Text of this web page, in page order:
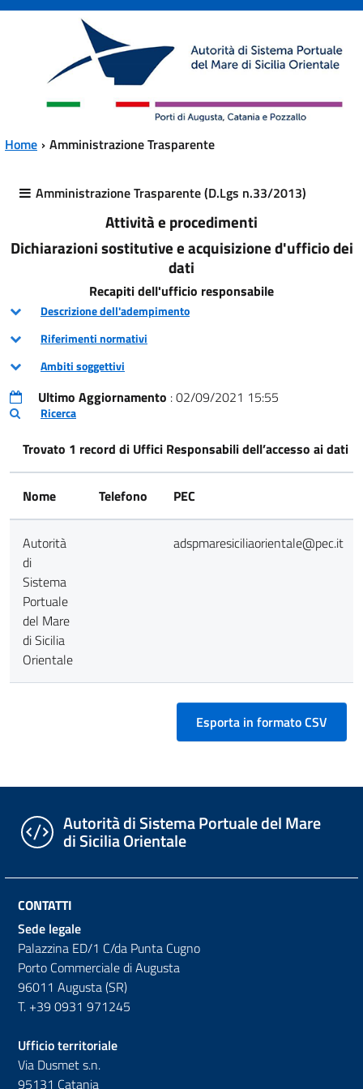
Vai al contenuto principale
Vai al menu principale
Home Amministrazione Trasparente
Amministrazione Trasparente (D.Lgs n.33/2013)
Attività e procedimenti
Dichiarazioni sostitutive e acquisizione d'ufficio dei
dati
Recapiti dell'ufficio responsabile
Descrizione dell'adempimento
Riferimenti normativi
Ambiti soggettivi
Ultimo Aggiornamento : 02/09/2021 15:55
Ricerca
Trovato 1 record di Uffici Responsabili dell’accesso ai dati
Nome Telefono PEC
Autorità
di
Sistema
Portuale
del Mare
di Sicilia
Orientale
adspmaresiciliaorientale@pec.it
Autorità di Sistema Portuale del Mare
di Sicilia Orientale
CONTATTI
Sede legale
Palazzina ED/1 C/da Punta Cugno
Porto Commerciale di Augusta
96011 Augusta (SR)
T. +39 0931 971245
Ufficio territoriale
Via Dusmet s.n.
95131 Catania